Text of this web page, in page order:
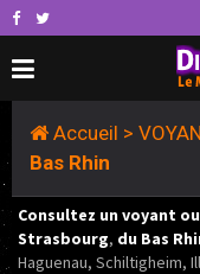
Accueil >
Bas Rhin
Consultez un voyant
Strasbourg, du Bas
Haguenau, Schiltigheim,